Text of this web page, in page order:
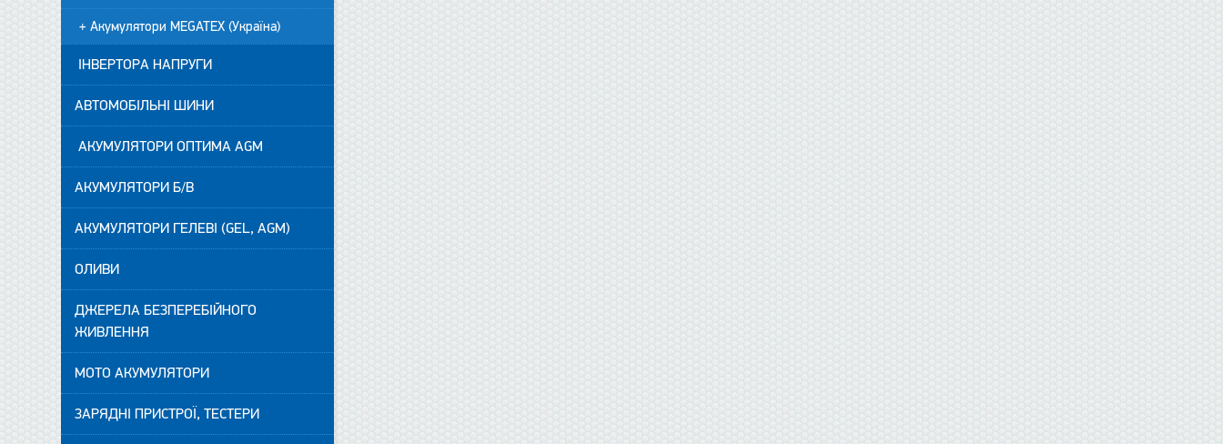
+ Акумулятори MEGATEX (Україна)
ІНВЕРТОРА НАПРУГИ
АВТОМОБІЛЬНІ ШИНИ
АКУМУЛЯТОРИ ОПТИМА AGM
АКУМУЛЯТОРИ Б/В
АКУМУЛЯТОРИ ГЕЛЕВІ (GEL, AGM)
ОЛИВИ
ДЖЕРЕЛА БЕЗПЕРЕБІЙНОГО
ЖИВЛЕННЯ
МОТО АКУМУЛЯТОРИ
ЗАРЯДНІ ПРИСТРОЇ, ТЕСТЕРИ